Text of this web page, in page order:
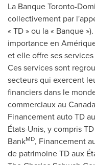
La Banque Toronto-
collectivement par
« TD » ou la « Banque
importance en
et elle offre ses
Ces services sont
secteurs qui exercent
financiers dans le
commerciaux au
Financement auto TD
États-Unis, y compris
BankMD, Financement
de patrimoine TD aux